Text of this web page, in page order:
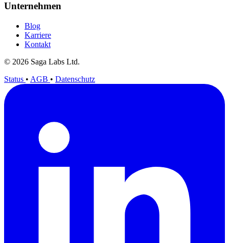
Unternehmen
Blog
Karriere
Kontakt
© 2026 Saga Labs Ltd.
Status • AGB • Datenschutz